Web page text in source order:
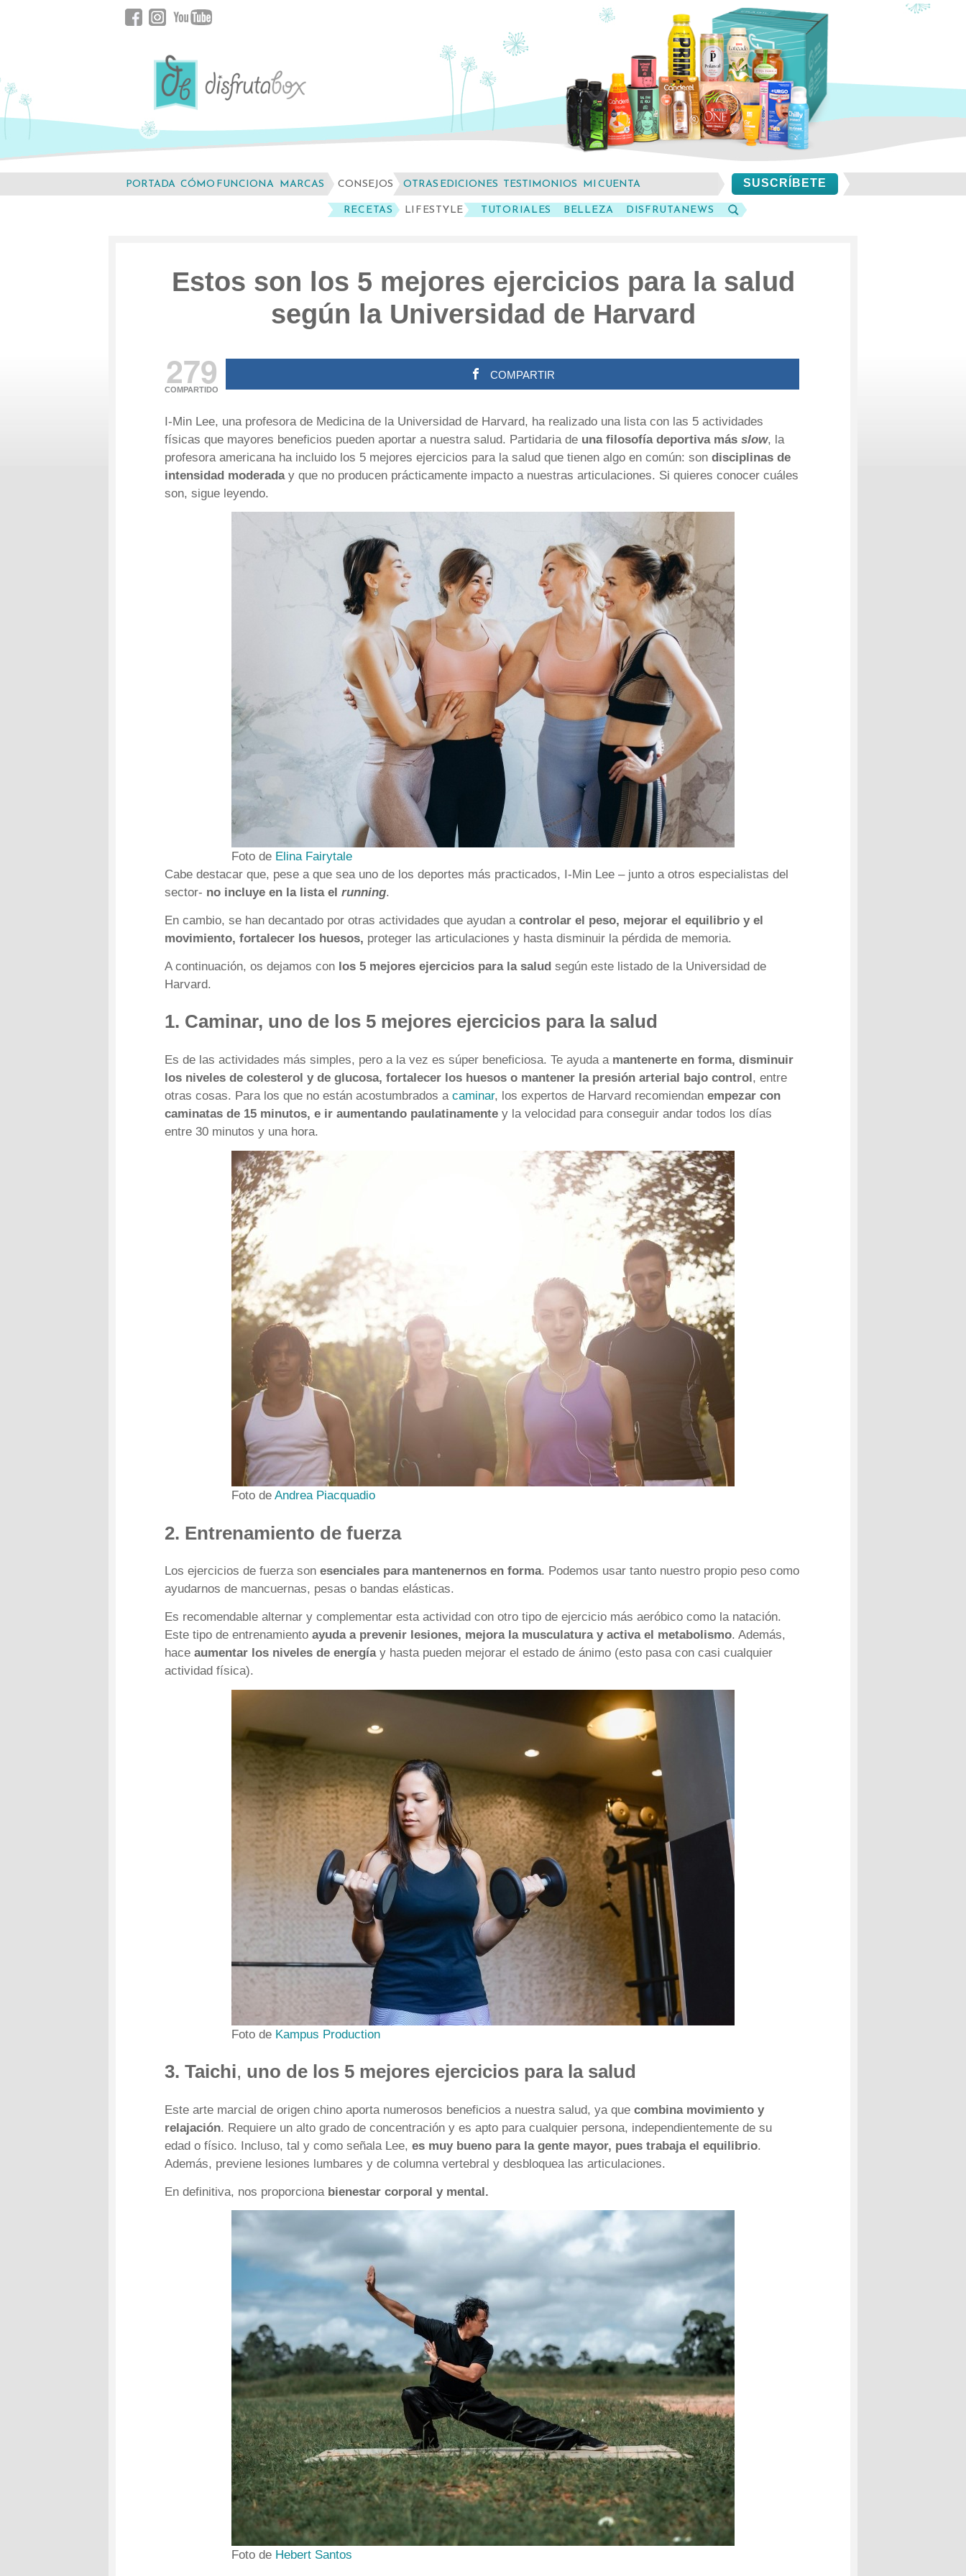
Facebook
Instagram
YouTube
SUSCRÍBETE
PORTADA CÓMO FUNCIONA MARCAS
CONSEJOS
RECETAS
LIFESTYLE TUTORIALES BELLEZA
DISFRUTANEWS
OTRAS EDICIONES TESTIMONIOS MI CUENTA
Estos son los 5 mejores ejercicios para la salud
según la Universidad de Harvard
279
COMPARTIDO
COMPARTIR
I-Min Lee, una profesora de Medicina de la Universidad de Harvard, ha realizado una lista con las 5 actividades
físicas que mayores beneficios pueden aportar a nuestra salud. Partidaria de una filosofía deportiva másslow, la
profesora americana ha incluido los 5 mejores ejercicios para la salud que tienen algo en común: son disciplinas de
intensidad moderaday que no producen prácticamente impacto a nuestras articulaciones. Si quieres conocer cuáles
son, sigue leyendo.
Foto de Elina Fairytale
Cabe destacar que, pese a que sea uno de los deportes más practicados, I-Min Lee – junto a otros especialistas del
sector- no incluye en la lista elrunning.
En cambio, se han decantado por otras actividades que ayudan acontrolar el peso, mejorar el equilibrio y el
movimiento, fortalecer los huesos, proteger las articulaciones y hasta disminuir la pérdida de memoria.
A continuación, os dejamos con los 5 mejores ejercicios para la saludsegún este listado de la Universidad de
Harvard.
1. Caminar, uno de los 5 mejores ejercicios para la salud
Es de las actividades más simples, pero a la vez es súper beneficiosa. Te ayuda a mantenerte en forma, disminuir
los niveles de colesterol y de glucosa, fortalecer los huesos o mantener la presión arterial bajo control , entre
otras cosas. Para los que no están acostumbrados acaminar, los expertos de Harvard recomiendanempezar con
caminatas de 15 minutos, e ir aumentando paulatinamentey la velocidad para conseguir andar todos los días
entre 30 minutos y una hora.
Foto de Andrea Piacquadio
2. Entrenamiento de fuerza
Los ejercicios de fuerza sonesenciales para mantenernos en forma. Podemos usar tanto nuestro propio peso como
ayudarnos de mancuernas, pesas o bandas elásticas.
Es recomendable alternar y complementar esta actividad con otro tipo de ejercicio más aeróbico como la natación.
Este tipo de entrenamiento ayuda a prevenir lesiones, mejora la musculatura y activa el metabolismo. Además,
haceaumentar los niveles de energíay hasta pueden mejorar el estado de ánimo (esto pasa con casi cualquier
actividad física).
Foto de Kampus Production
3. Taichi, uno de los 5 mejores ejercicios para la salud
Este arte marcial de origen chino aporta numerosos beneficios a nuestra salud, ya quecombina movimiento y
relajación. Requiere un alto grado de concentración y es apto para cualquier persona, independientemente de su
edad o físico. Incluso, tal y como señala Lee,es muy bueno para la gente mayor, pues trabaja el equilibrio.
Además, previene lesiones lumbares y de columna vertebral y desbloquea las articulaciones.
En definitiva, nos proporciona bienestar corporal y mental.
Foto de Hebert Santos